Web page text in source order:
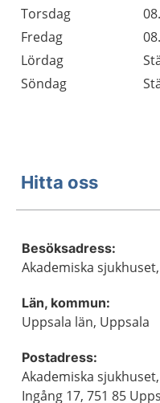
Torsdag
Fredag
Lördag
Söndag
Hitta oss
Besöksadress:
Akademiska
Län, kommun:
Uppsala län, Uppsala
Postadress:
Akademiska
Ingång 17, 751 85